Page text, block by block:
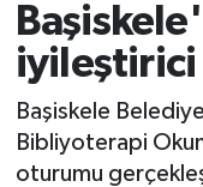
iyileştirici
Başiskele
Bibliyoterapi
oturumu
Süper Lig
Son Dakika